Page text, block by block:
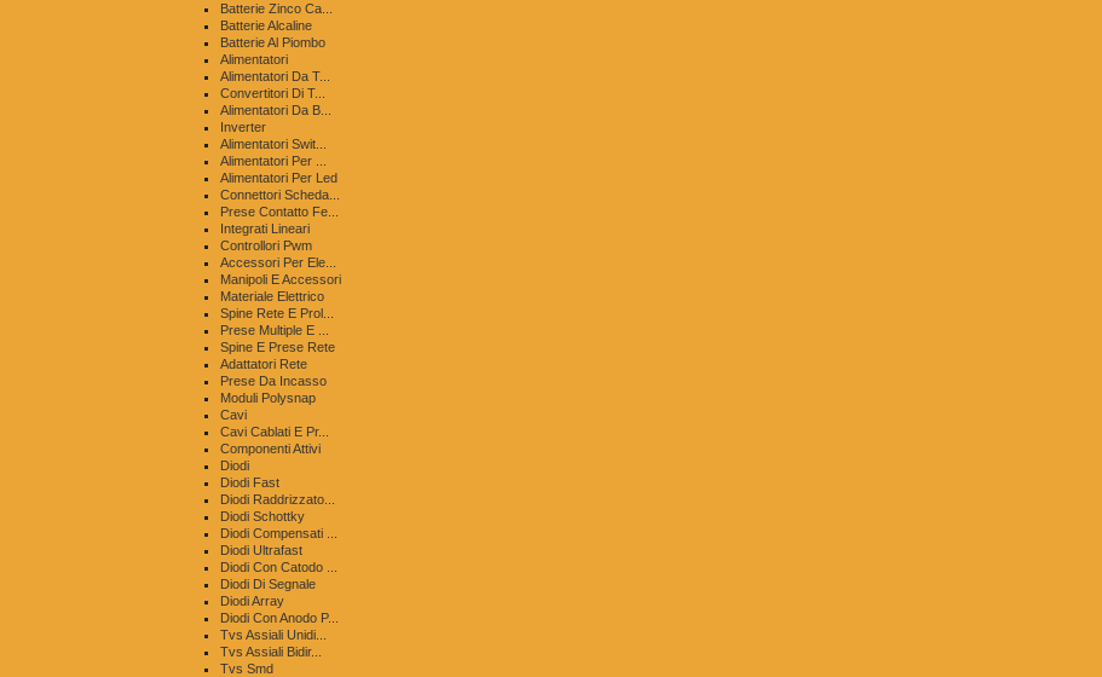
Batterie Zinco Ca...
Batterie Alcaline
Batterie Al Piombo
Alimentatori
Alimentatori Da T...
Convertitori Di T...
Alimentatori Da B...
Inverter
Alimentatori Swit...
Alimentatori Per ...
Alimentatori Per Led
Connettori Scheda...
Prese Contatto Fe...
Integrati Lineari
Controllori Pwm
Accessori Per Ele...
Manipoli E Accessori
Materiale Elettrico
Spine Rete E Prol...
Prese Multiple E ...
Spine E Prese Rete
Adattatori Rete
Prese Da Incasso
Moduli Polysnap
Cavi
Cavi Cablati E Pr...
Componenti Attivi
Diodi
Diodi Fast
Diodi Raddrizzato...
Diodi Schottky
Diodi Compensati ...
Diodi Ultrafast
Diodi Con Catodo ...
Diodi Di Segnale
Diodi Array
Diodi Con Anodo P...
Tvs Assiali Unidi...
Tvs Assiali Bidir...
Tvs Smd